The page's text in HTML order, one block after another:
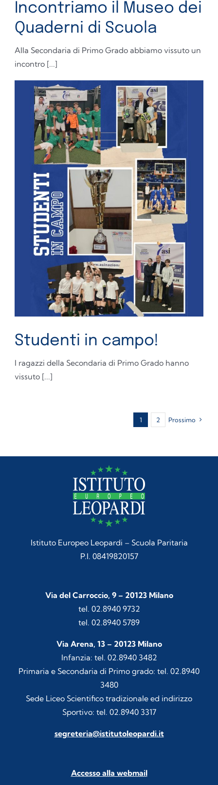
Incontriamo il Museo dei
Quaderni di Scuola
Alla Secondaria di Primo Grado abbiamo vissuto un
incontro [...]
Studenti in campo!
I ragazzi della Secondaria di Primo Grado hanno
vissuto [...]
1 2 Prossimo
Istituto Europeo Leopardi – Scuola Paritaria
P.I. 08419820157
Via del Carroccio, 9 – 20123 Milano
tel. 02.8940 9732
tel. 02.8940 5789
Via Arena, 13 – 20123 Milano
Infanzia: tel. 02.8940 3482
Primaria e Secondaria di Primo grado: tel. 02.8940
3480
Sede Liceo Scientifico tradizionale ed indirizzo
Sportivo: tel. 02.8940 3317
segreteria@istitutoleopardi.it
Accesso alla webmail